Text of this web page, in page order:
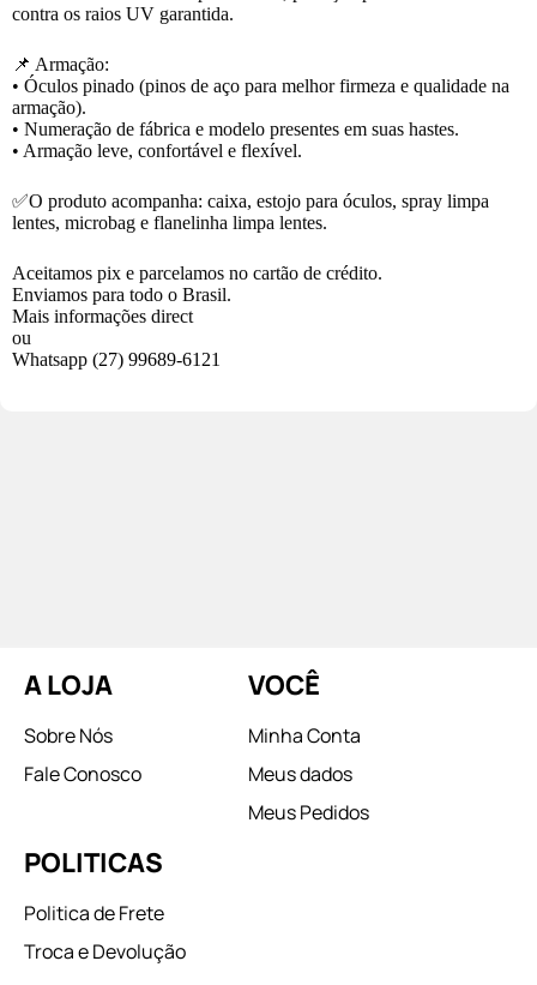
contra os raios UV garantida.
📌 Armação:
• Óculos pinado (pinos de aço para melhor firmeza e qualidade na
armação).
• Numeração de fábrica e modelo presentes em suas hastes.
• Armação leve, confortável e flexível.
✅O produto acompanha: caixa, estojo para óculos, spray limpa
lentes, microbag e flanelinha limpa lentes.
Aceitamos pix e parcelamos no cartão de crédito.
Enviamos para todo o Brasil.
Mais informações direct
ou
Whatsapp (27) 99689-6121
A LOJA
Sobre Nós
Fale Conosco
VOCÊ
Minha Conta
Meus dados
Meus Pedidos
POLITICAS
Politica de Frete
Troca e Devolução